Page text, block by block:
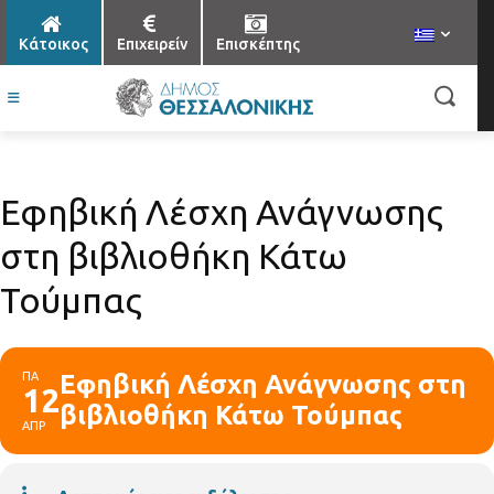
Κάτοικος Επιχειρείν Επισκέπτης
Εφηβική Λέσχη Ανάγνωσης
στη βιβλιοθήκη Κάτω
Τούμπας
ΠΑ
12
ΑΠΡ
Εφηβική Λέσχη Ανάγνωσης στη
βιβλιοθήκη Κάτω Τούμπας